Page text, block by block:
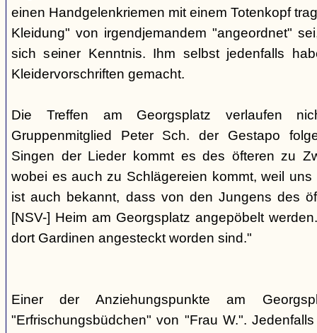
einen Handgelenkriemen mit einem Totenkopf
Kleidung" von irgendjemandem "angeordnet"
sich seiner Kenntnis. Ihm selbst jedenfalls
Kleidervorschriften gemacht.
Die Treffen am Georgsplatz verlaufen
Gruppenmitglied Peter Sch. der Gestapo
Singen der Lieder kommt es des öfteren zu
wobei es auch zu Schlägereien kommt, weil
ist auch bekannt, dass von den Jungens des
[NSV-] Heim am Georgsplatz angepöbelt
dort Gardinen angesteckt worden sind."
Einer der Anziehungspunkte am
"Erfrischungsbüdchen" von "Frau W.".